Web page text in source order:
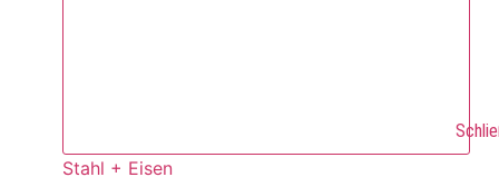
Stahl + Eisen